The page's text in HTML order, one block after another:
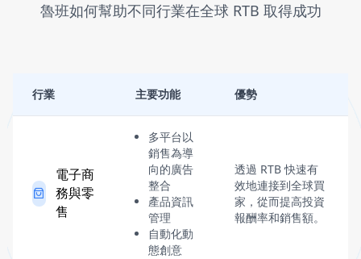
魯班如何幫助不同行業在全球 RTB 取得成功
行業 主要功能 優勢
電子商
務與零
售
多平台以
銷售為導
向的廣告
整合
產品資訊
管理
自動化動
態創意
透過 RTB 快速有
效地連接到全球買
家，從而提高投資
報酬率和銷售額。